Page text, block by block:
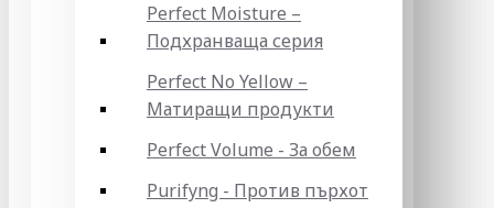
Perfect Moisture –
Подхранваща серия
Perfect No Yellow –
Матиращи продукти
Perfect Volume - За обем
Purifyng - Против пърхот